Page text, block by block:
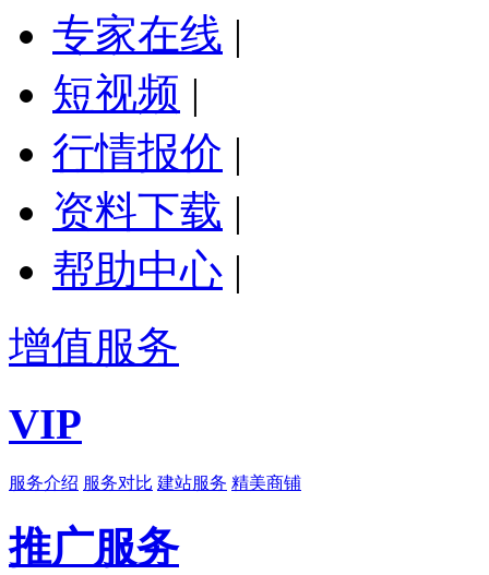
专家在线 |
短视频 |
行情报价 |
资料下载 |
帮助中心 |
增值服务
VIP
服务介绍 服务对比 建站服务 精美商铺
推广服务